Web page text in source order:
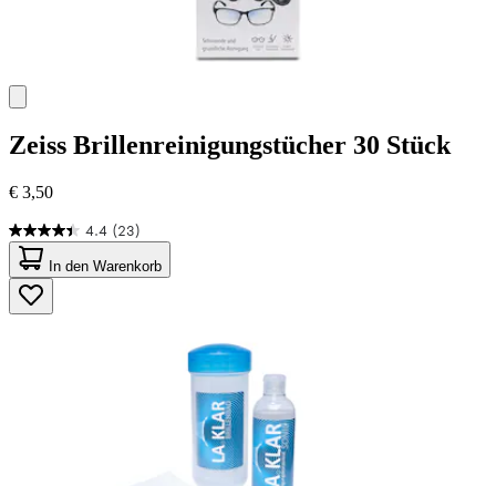
Zeiss Brillenreinigungstücher 30 Stück
€ 3,50
4.4 (23)
4.4
von
5
Sternen.
23
In den Warenkorb